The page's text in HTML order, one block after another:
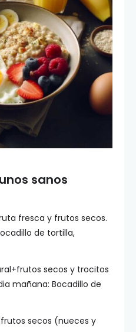
sanos
fresca y frutos secos.
de tortilla,
secos y trocitos
mañana: Bocadillo de
secos (nueces y